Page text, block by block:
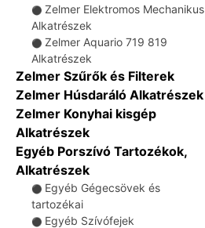
⚫ Zelmer Elektromos Mechanikus
Alkatrészek
⚫ Zelmer Aquario 719 819
Alkatrészek
Zelmer Szűrők és Filterek
Zelmer Húsdaráló Alkatrészek
Zelmer Konyhai kisgép
Alkatrészek
Egyéb Porszívó Tartozékok,
Alkatrészek
⚫ Egyéb Gégecsövek és
tartozékai
⚫ Egyéb Szívófejek